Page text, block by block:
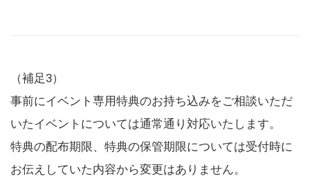
（補足3）
事前にイベント専用特典のお持ち込みをご相談いただ
いたイベントについては通常通り対応いたします。
特典の配布期限、特典の保管期限については受付時に
お伝えしていた内容から変更はありません。